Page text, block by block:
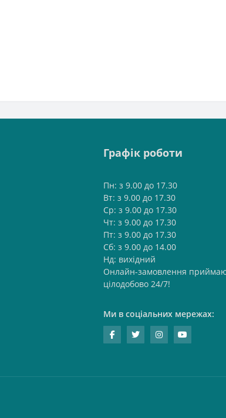
Графік роботи
Пн: з 9.00 до 17.30
Вт: з 9.00 до 17.30
Ср: з 9.00 до 17.30
Чт: з 9.00 до 17.30
Пт: з 9.00 до 17.30
Сб: з 9.00 до 14.00
Нд: вихідний
Онлайн-замовлення
цілодобово 24/7!
Ми в соціальних мережах: